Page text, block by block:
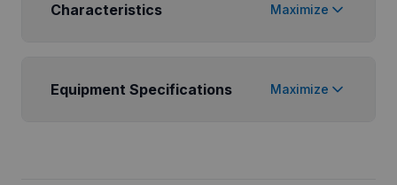
Characteristics Maximize
Equipment Specifications Maximize